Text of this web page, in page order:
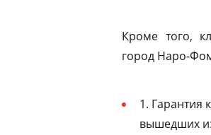
Кроме того,
город Наро-
1. Гарантия
вышедших